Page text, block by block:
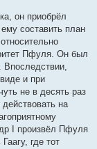
он приобрёл
составить план
Пфуля. Он был
и при
не в десять раз
на
I произвёл Пфуля
где тот